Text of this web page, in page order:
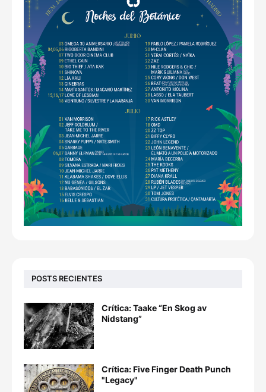
POSTS RECIENTES
Crítica: Taake “En Skog av
Nidstang”
Crítica: Five Finger Death Punch
"Legacy"